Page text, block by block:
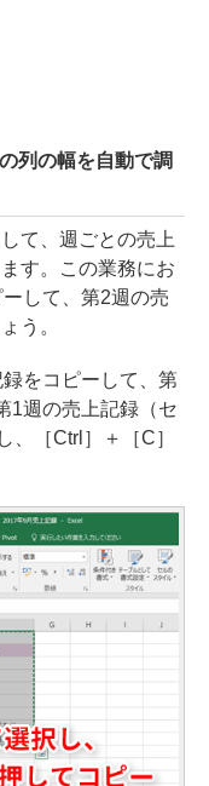
列の幅を自動で調
て、週ごとの売上
す。この業務にお
して、第2週の売
う。
をコピーして、第
1週の売上記録（セ
、［Ctrl］＋［C］